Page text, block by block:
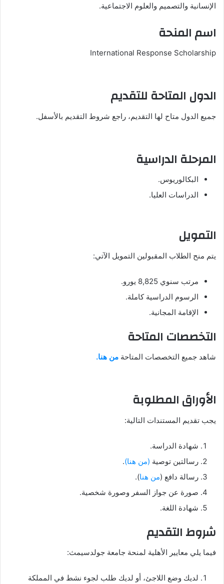
الإنسانية والتصميم والعلوم الاجتماعية.
اسم المنحة
International Response Scholarship
الدول المتاحة للتقديم
جميع الدول متاح لها التقديم، راجع شروط التقديم بالأسفل.
المرحلة الدراسية
البكالوريوس.
الدراسات العليا.
التمويل
يتم منح الطلاب المقبولين التمويل الآتي:
مرتب سنوي 8,825 يورو.
الرسوم الدراسية كاملة.
الإقامة المجانية.
التخصصات المتاحة
شاهد جميع التخصصات المتاحة من هنا.
الأوراق المطلوبة
يجب تقديم المستندات التالية:
شهادة الدراسة.
رسالتين توصية (من هنا).
رسالة دافع (من هنا).
صورة عن جواز السفر وصورة شخصية.
شهادة اللغة.
شروط التقديم
فيما يلي معايير الأهلية لمنحة جامعة جولدسيمث:
لديك وضع اللاجئ، أو لديك طلب لجوء نشط في المملكة